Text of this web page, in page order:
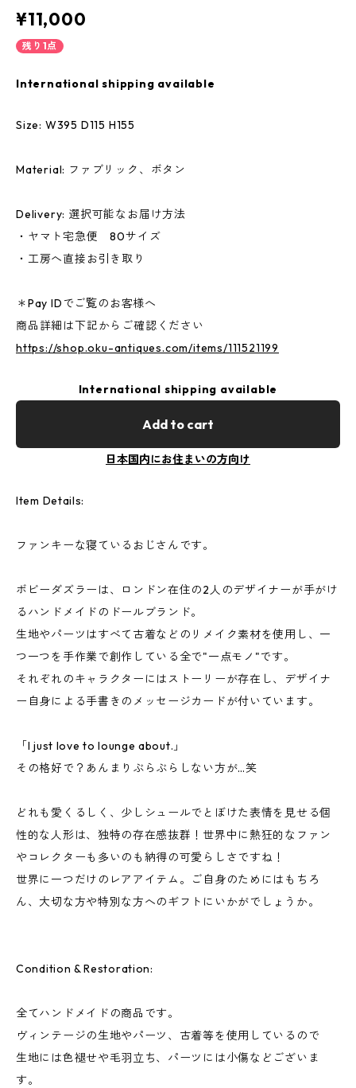
¥11,000
残り1点
International shipping available
Size: W395 D115 H155
Material: ファブリック、ボタン
Delivery: 選択可能なお届け方法
・ヤマト宅急便 80サイズ
・工房へ直接お引き取り
＊Pay IDでご覧のお客様へ
商品詳細は下記からご確認ください
https://shop.oku-antiques.com/items/111521199
International shipping available
Add to cart
日本国内にお住まいの方向け
Item Details:
ファンキーな寝ているおじさんです。
ボビーダズラーは、ロンドン在住の2人のデザイナーが手がけ
るハンドメイドのドールブランド。
生地やパーツはすべて古着などのリメイク素材を使用し、一
つ一つを手作業で創作している全で"一点モノ"です。
それぞれのキャラクターにはストーリーが存在し、デザイナ
ー自身による手書きのメッセージカードが付いています。
「I just love to lounge about.」
その格好で？あんまりぶらぶらしない方が…笑
どれも愛くるしく、少しシュールでとぼけた表情を見せる個
性的な人形は、独特の存在感抜群！世界中に熱狂的なファン
やコレクターも多いのも納得の可愛らしさですね！
世界に一つだけのレアアイテム。ご自身のためにはもちろ
ん、大切な方や特別な方へのギフトにいかがでしょうか。
Condition & Restoration:
全てハンドメイドの商品です。
ヴィンテージの生地やパーツ、古着等を使用しているので
生地には色褪せや毛羽立ち、パーツには小傷などございま
す。